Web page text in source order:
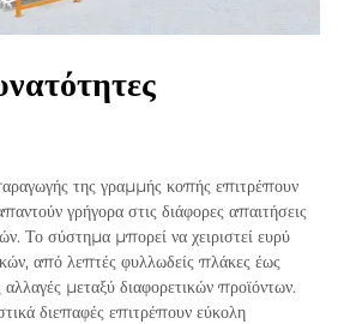
της γραμμής κοπής επιτρέπουν
γρήγορα στις διάφορες απαιτήσεις
Το σύστημα μπορεί να χειριστεί ευρύ
από λεπτές φυλλωδείς πλάκες έως
μεταξύ διαφορετικών προϊόντων.
διεπαφές επιτρέπουν εύκολη